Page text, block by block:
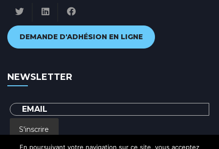
DEMANDE D'ADHÉSION EN LIGNE
NEWSLETTER
S'inscrire
En poursuivant votre navigation sur ce site, vous acceptez